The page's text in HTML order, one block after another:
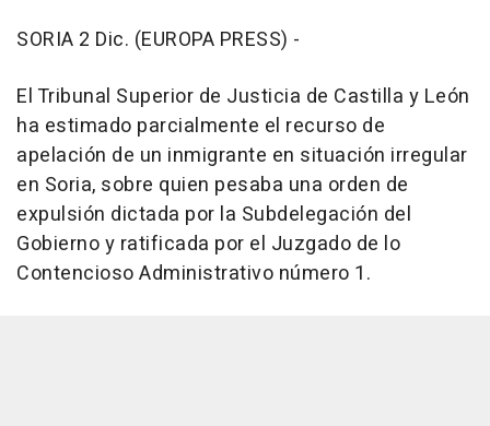
SORIA 2 Dic. (EUROPA PRESS) -
El Tribunal Superior de Justicia de Castilla y León
ha estimado parcialmente el recurso de
apelación de un inmigrante en situación irregular
en Soria, sobre quien pesaba una orden de
expulsión dictada por la Subdelegación del
Gobierno y ratificada por el Juzgado de lo
Contencioso Administrativo número 1.